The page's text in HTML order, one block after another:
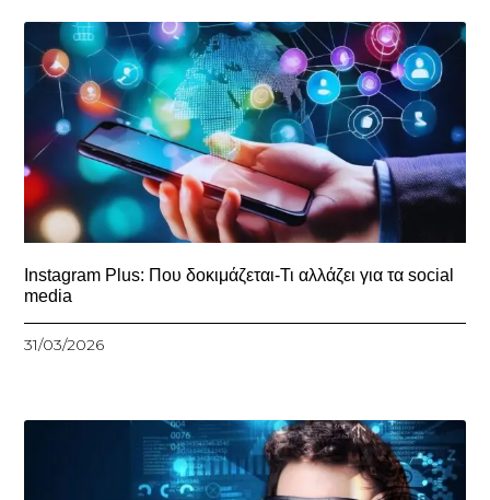
Instagram Plus: Που δοκιμάζεται-Τι αλλάζει για τα social
media
31/03/2026